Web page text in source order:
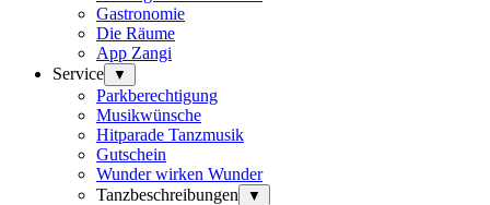
Gastronomie
Die Räume
App Zangi
Service
▼
Parkberechtigung
Musikwünsche
Hitparade Tanzmusik
Gutschein
Wunder wirken Wunder
Tanzbeschreibungen
▼